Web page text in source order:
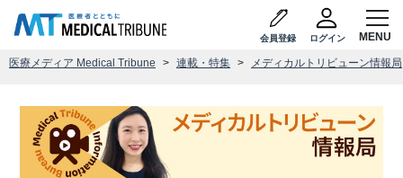
会員登録 ログイン
医療メディア Medical Tribune 連載・特集 メディカルトリビューン情報局